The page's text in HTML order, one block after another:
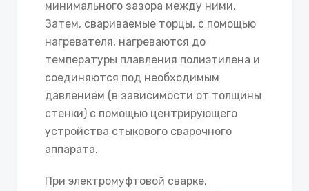
минимального зазора между ними.
Затем, свариваемые торцы, с помощью
нагревателя, нагреваются до
температуры плавления полиэтилена и
соединяются под необходимым
давлением (в зависимости от толщины
стенки) с помощью центрирующего
устройства стыкового сварочного
аппарата.
При электромуфтовой сварке,